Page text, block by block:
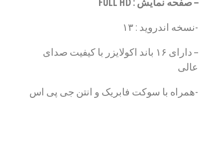
-نسخه اندروید : ۱۳
– دارای ۱۶ باند اکولایزر با کیفیت صدای
عالی
-همراه با سوکت فابریک و انتن جی پی اس